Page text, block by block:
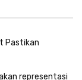
Pastikan
representasi